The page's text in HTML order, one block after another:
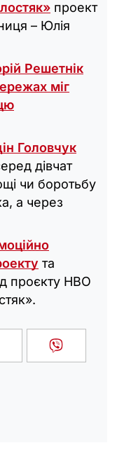
проект
– Юлія
Решетнік
міг
Головчук
дівчат
чи боротьбу
а через
та
проєкту HBO